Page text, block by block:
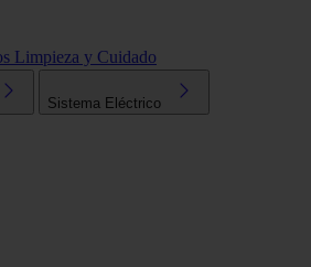
Limpieza y Cuidado
Sistema Eléctrico